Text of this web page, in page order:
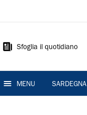
Sardegna
Sfoglia il quotidiano
MENU SARDEGNA